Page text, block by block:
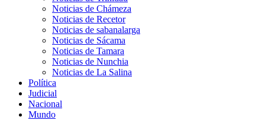
Noticias de Chámeza
Noticias de Recetor
Noticias de sabanalarga
Noticias de Sácama
Noticias de Tamara
Noticias de Nunchia
Noticias de La Salina
Política
Judicial
Nacional
Mundo